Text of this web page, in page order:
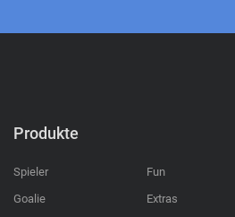
Produkte
Spieler
Goalie
Fun
Extras